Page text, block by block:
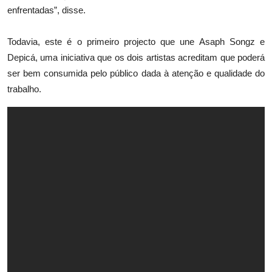
enfrentadas”, disse.
Todavia, este é o primeiro projecto que une Asaph Songz e
Depicá, uma iniciativa que os dois artistas acreditam que poderá
ser bem consumida pelo público dada à atenção e qualidade do
trabalho.